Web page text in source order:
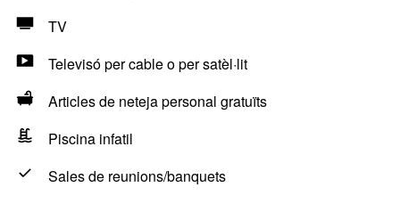
TV
Televisó per cable o per satèl·lit
Articles de neteja personal gratuïts
Piscina infatil
Sales de reunions/banquets